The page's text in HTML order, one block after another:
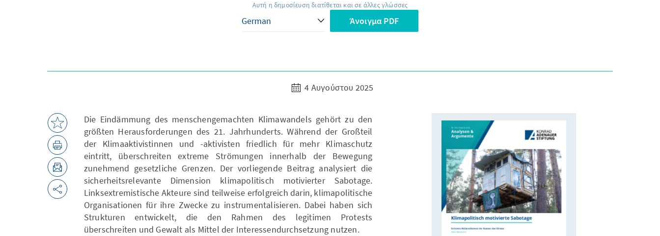
Αυτή η δημοσίευση διατίθεται και σε άλλες γλώσσες
Άνοιγμα PDF
4 Αυγούστου 2025
Die Eindämmung des menschengemachten Klimawandels gehört zu den
größten Herausforderungen des 21. Jahrhunderts. Während der Großteil
der Klimaaktivistinnen und -aktivisten friedlich für mehr Klimaschutz
eintritt, überschreiten extreme Strömungen innerhalb der Bewegung
zunehmend gesetzliche Grenzen. Der vorliegende Beitrag analysiert die
sicherheitsrelevante Dimension klimapolitisch motivierter Sabotage.
Linksextremistische Akteure sind teilweise erfolgreich darin, klimapolitische
Organisationen für ihre Zwecke zu instrumentalisieren. Dabei haben sich
Strukturen entwickelt, die den Rahmen des legitimen Protests
überschreiten und Gewalt als Mittel der Interessendurchsetzung nutzen.